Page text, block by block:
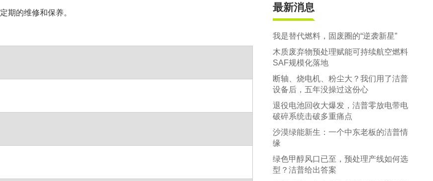
期的维修和保养。 最新消息
我是替代燃料，固废圈的“逆袭新星”
木质废弃物预处理赋能可持续航空燃料
SAF规模化落地
断轴、烧电机、粉尘大？我们用了洁普
设备后，五年没操过这份心
退役电池回收大爆发，洁普零放电带电
破碎系统击破多重痛点
沙漠绿能新生：一个中东老板的洁普情
缘
绿色甲醇风口已至，预处理产线如何选
型？洁普给出答案